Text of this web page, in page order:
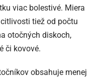
viac bolestivé. Miera
tiež od počtu
otočných diskoch,
či kovové.
obsahuje menej